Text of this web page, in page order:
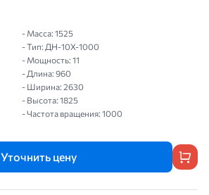
- Масса: 1525
- Тип: ДН-10Х-1000
- Мощность: 11
- Длина: 960
- Ширина: 2630
- Высота: 1825
- Частота вращения: 1000
Уточнить цену